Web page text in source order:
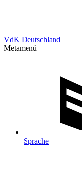
VdK Deutschland
Metamenü
Sprache